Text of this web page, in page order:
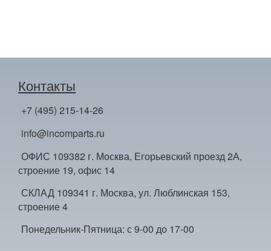
Контакты
+7 (495) 215-14-26
info@incomparts.ru
ОФИС 109382 г. Москва, Егорьевский проезд 2А,
строение 19, офис 14
СКЛАД 109341 г. Москва, ул. Люблинская 153,
строение 4
Понедельник-Пятница: с 9-00 до 17-00